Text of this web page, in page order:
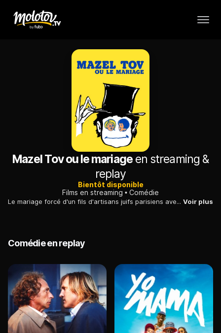
Mazel Tov ou le mariageen streaming &
replay
Bientôt disponible
Films en streaming
Comédie
Le mariage forcé d'un fils d'artisans juifs parisiens avec une fille de diamantaires juifs d'Anvers, qui attend un enfant de lui, alors qu'il en aime une autre... Voir plus
Comédie en replay